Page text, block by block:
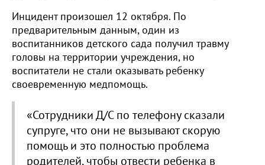
Инцидент произошел 12 октября. По
предварительным данным, один из
воспитанников детского сада получил травму
головы на территории учреждения, но
воспитатели не стали оказывать ребенку
своевременную медпомощь.
«Сотрудники Д/С по телефону сказали
супруге, что они не вызывают скорую
помощь и это полностью проблема
родителей, чтобы отвести ребенка в